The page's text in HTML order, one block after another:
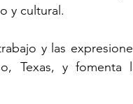
y cultural.
y las
Texas, y fomenta